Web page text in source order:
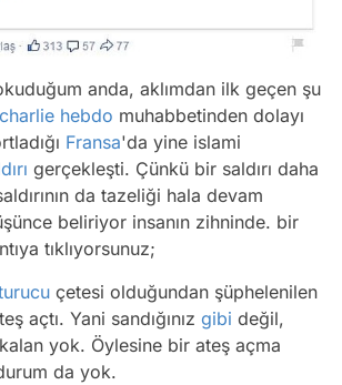
anda, aklımdan ilk geçen şu
charlie hebdo muhabbetinden dolayı
Fransa'da yine islami
gerçekleşti. Çünkü bir saldırı daha
da tazeliği hala devam
beliriyor insanın zihninde. bir
tıklıyorsunuz;
çetesi olduğundan şüphelenilen
açtı. Yani sandığınız gibi değil,
yok. Öylesine bir ateş açma
da yok.